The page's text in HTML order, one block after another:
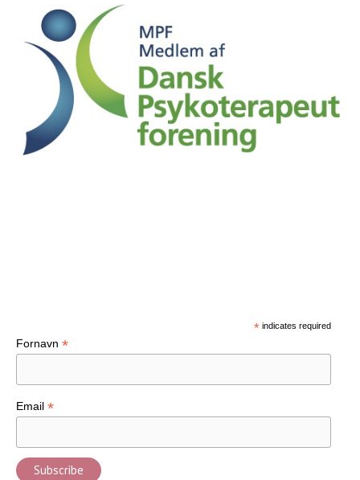
*indicates required
Fornavn *
Email *